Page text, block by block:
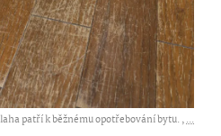
patří k běžnému opotřebování bytu. ,...